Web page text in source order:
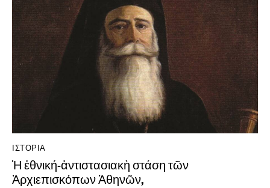
ΙΣΤΟΡΊΑ
Ἡ ἐθνική-ἀντιστασιακὴ στάση τῶν
Ἀρχιεπισκόπων Ἀθηνῶν,